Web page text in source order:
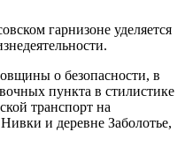
гарнизоне уделяется
о безопасности, в
пункта в стилистике
транспорт на
и деревне Заболотье,